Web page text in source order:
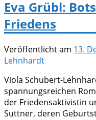
Eva Grübl:
Friedens
Veröffentlicht am 13.
Lehnhardt
Viola Schubert-
spannungsreichen
der Friedensaktivistin
Suttner, deren